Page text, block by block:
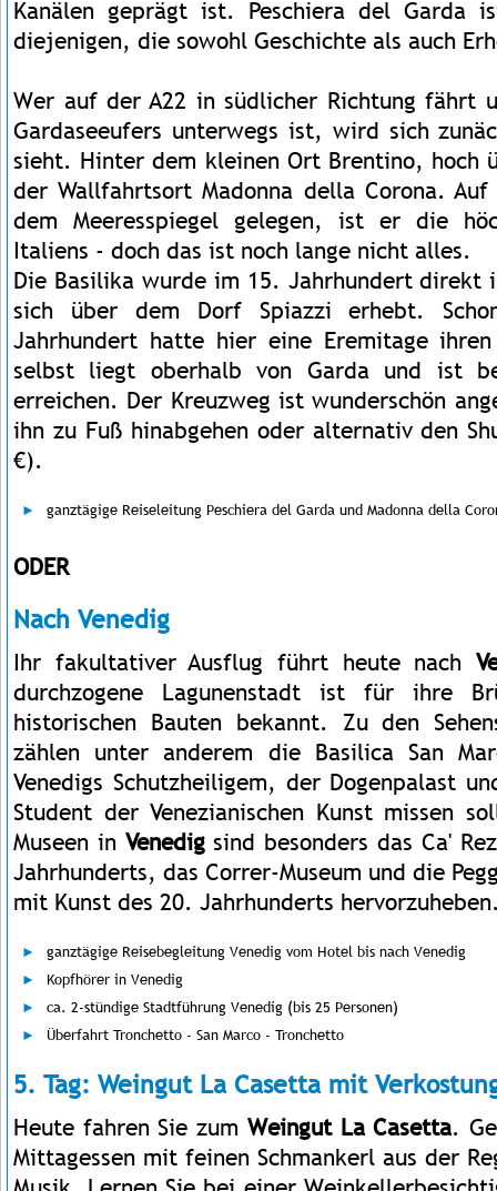
Kanälen geprägt ist. Peschiera del Garda
diejenigen, die sowohl Geschichte als auch
Wer auf der A22 in südlicher Richtung fährt
Gardaseeufers unterwegs ist, wird sich
sieht. Hinter dem kleinen Ort Brentino, hoch
der Wallfahrtsort Madonna della Corona.
dem Meeresspiegel gelegen, ist er die
Italiens - doch das ist noch lange nicht alles.
Die Basilika wurde im 15. Jahrhundert direkt
sich über dem Dorf Spiazzi erhebt.
Jahrhundert hatte hier eine Eremitage
selbst liegt oberhalb von Garda und ist
erreichen. Der Kreuzweg ist wunderschön
ihn zu Fuß hinabgehen oder alternativ den
€).
ganztägige Reiseleitung Peschiera del Garda und Madonna della
ODER
Nach Venedig
Ihr fakultativer Ausflug führt heute nach
durchzogene Lagunenstadt ist für ihre
historischen Bauten bekannt. Zu den
zählen unter anderem die Basilica San
Venedigs Schutzheiligem, der Dogenpalast
Student der Venezianischen Kunst missen
Museen in Venedigsind besonders das Ca'
Jahrhunderts, das Correr-Museum und die
mit Kunst des 20. Jahrhunderts
ganztägige Reisebegleitung Venedig vom Hotel bis nach Venedig
Kopfhörer in Venedig
ca. 2-stündige Stadtführung Venedig (bis 25 Personen)
Überfahrt Tronchetto - San Marco - Tronchetto
5. Tag: Weingut La Casetta mit
Heute fahren Sie zum Weingut La Casetta.
Mittagessen mit feinen Schmankerl aus der